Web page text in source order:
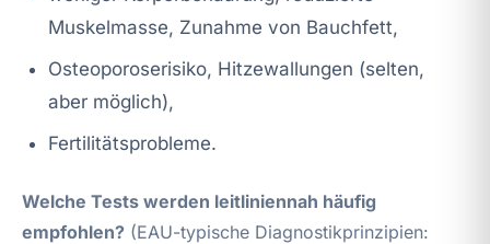
Muskelmasse, Zunahme von Bauchfett,
Osteoporoserisiko, Hitzewallungen (selten,
aber möglich),
Fertilitätsprobleme.
Welche Tests werden leitliniennah häufig
empfohlen? (EAU-typische Diagnostikprinzipien: